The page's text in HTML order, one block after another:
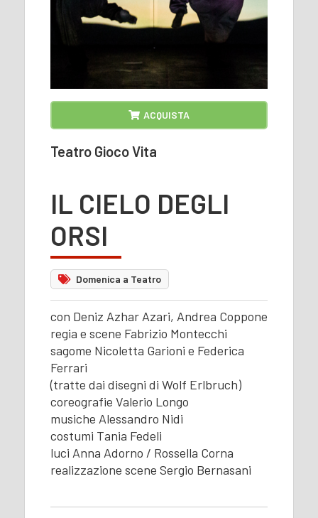
ACQUISTA
Teatro Gioco Vita
IL CIELO DEGLI
ORSI
Domenica a Teatro
con Deniz Azhar Azari, Andrea Coppone
regia e scene Fabrizio Montecchi
sagome Nicoletta Garioni e Federica
Ferrari
(tratte dai disegni di Wolf Erlbruch)
coreografie Valerio Longo
musiche Alessandro Nidi
costumi Tania Fedeli
luci Anna Adorno / Rossella Corna
realizzazione scene Sergio Bernasani